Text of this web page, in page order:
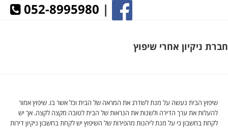
|
052-8995980
חברת ניקיון אחרי שיפוץ
שיפוץ הבית נעשה על מנת לשדרג את המראה של הבית וכל אשר בו. שיפוץ אמור
להעלות את ערך הדירה ולשנות את הנראות של הבית לטובה מקצה לקצה. אך יש
לקחת בחשבון כי על מנת ליהנות מהפירות של השיפוץ יש לקחת בחשבון ניקיון דירות